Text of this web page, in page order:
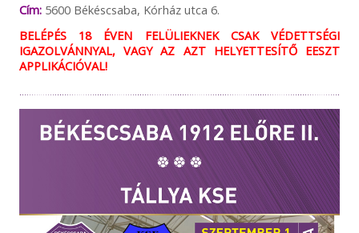
Cím:5600 Békéscsaba, Kórház utca 6.
BELÉPÉS 18 ÉVEN FELÜLIEKNEK CSAK VÉDETTSÉGI
IGAZOLVÁNNYAL, VAGY AZ AZT HELYETTESÍTŐ EESZT
APPLIKÁCIÓVAL!